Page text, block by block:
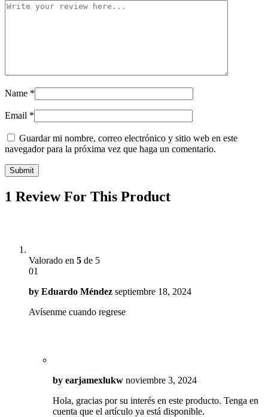
Name *
Email *
Guardar mi nombre, correo electrónico y sitio web en este
navegador para la próxima vez que haga un comentario.
1 Review For This Product
Valorado en 5 de 5
01
by Eduardo Méndez septiembre 18, 2024
Avísenme cuando regrese
by earjamexlukw noviembre 3, 2024
Hola, gracias por su interés en este producto. Tenga en
cuenta que el artículo ya está disponible.